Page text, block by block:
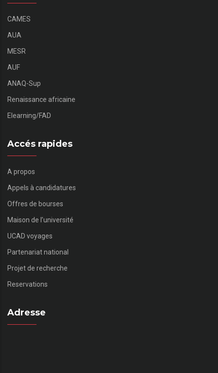
CAMES
AUA
MESR
AUF
ANAQ-Sup
Renaissance africaine
Elearning/FAD
Accés rapides
A propos
Appels à candidatures
Offres de bourses
Maison de l’université
UCAD voyages
Partenariat national
Projet de recherche
Reservations
Adresse